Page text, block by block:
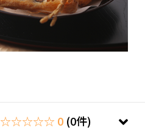
☆☆☆☆☆ 0 (0件)